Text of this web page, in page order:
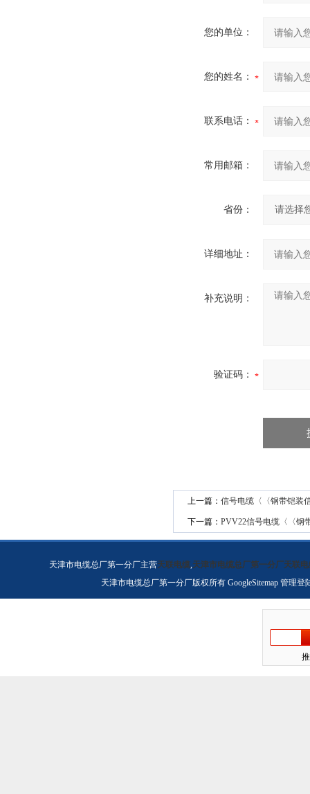
您的单位：
您的姓名：
联系电话：
常用邮箱：
省份：
详细地址：
补充说明：
验证码：
上一篇： 信号电缆〈〈钢带铠装
下一篇： PVV22信号电缆〈〈钢
天津市电缆总厂第一分厂主营天联电缆,天津市电缆总厂第一分厂天联电
天津市电缆总厂第一分厂版权所有 GoogleSitemap 管理登